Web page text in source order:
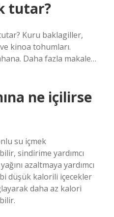
tutar?
Kuru baklagiller,
kinoa tohumları.
Daha fazla makale…
ne içilirse
su içmek
sindirime yardımcı
azaltmaya yardımcı
düşük kalorili içecekler
daha az kalori